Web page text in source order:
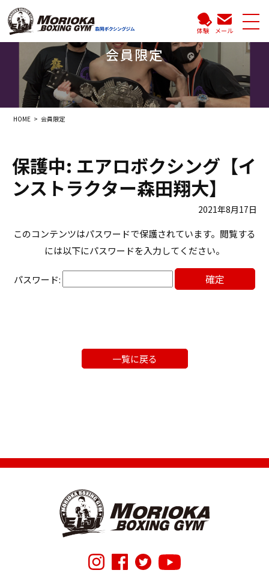
体験 メール
会員限定
HOME 会員限定
保護中: エアロボクシング【イ
ンストラクター森田翔大】
2021年8月17日
このコンテンツはパスワードで保護されています。閲覧する
には以下にパスワードを入力してください。
パスワード:
一覧に戻る